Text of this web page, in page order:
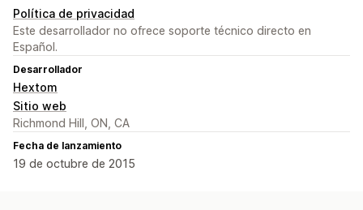
Política de privacidad
Este desarrollador no ofrece soporte técnico directo en
Español.
Desarrollador
Hextom
Sitio web
Richmond Hill, ON, CA
Fecha de lanzamiento
19 de octubre de 2015